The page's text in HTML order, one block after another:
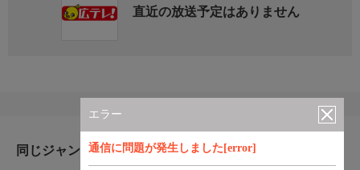
エラー
通信に問題が発生しました[error]
直近の放送予定はありません
同じジャンルのおすすめ番組